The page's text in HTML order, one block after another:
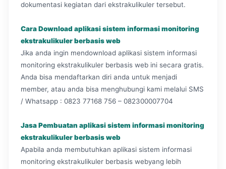
dokumentasi kegiatan dari ekstrakulikuler tersebut.
Cara Download aplikasi sistem informasi monitoring
ekstrakulikuler berbasis web
Jika anda ingin mendownload aplikasi sistem informasi
monitoring ekstrakulikuler berbasis web ini secara gratis.
Anda bisa mendaftarkan diri anda untuk menjadi
member, atau anda bisa menghubungi kami melalui SMS
/ Whatsapp : 0823 77168 756 – 082300007704
Jasa Pembuatan aplikasi sistem informasi monitoring
ekstrakulikuler berbasis web
Apabila anda membutuhkan aplikasi sistem informasi
monitoring ekstrakulikuler berbasis webyang lebih